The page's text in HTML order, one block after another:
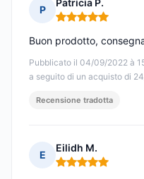
P
Patricia P.
Nota: 5 su 5
Pubblicato il 04/09/2022 à
a seguito di un acquisto di
Buon prodotto,
Recensione tradotta
E
Eilidh M.
Nota: 5 su 5